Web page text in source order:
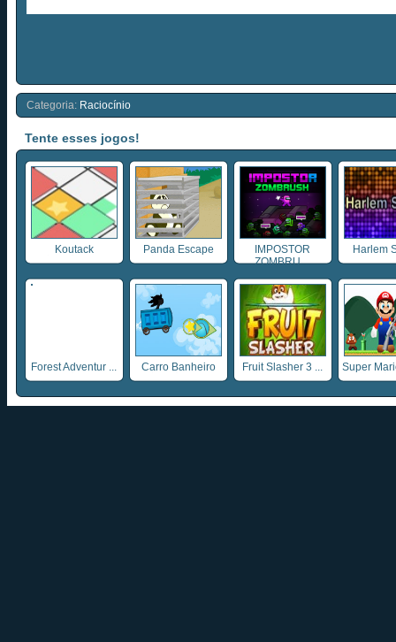
Categoria: Raciocínio
Tente esses jogos!
Koutack Panda Escape
IMPOSTOR
ZOMBRU ...
Harlem
Forest Adventur ... Carro Banheiro Fruit Slasher 3 ... Super